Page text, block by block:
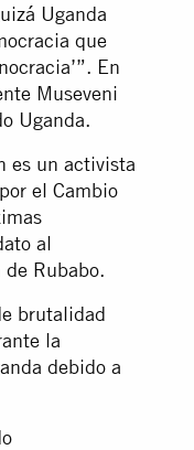
Uganda
que
En
Museveni
Uganda.
es un activista
el Cambio
al
Rubabo.
brutalidad
la
debido a